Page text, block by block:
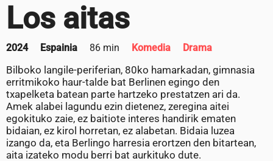
Los aitas
2024 Espainia 86 min Komedia Drama
Bilboko langile-periferian, 80ko hamarkadan, gimnasia
erritmikoko haur-talde bat Berlinen egingo den
txapelketa batean parte hartzeko prestatzen ari da.
Amek alabei lagundu ezin dietenez, zeregina aitei
egokituko zaie, ez baitiote interes handirik ematen
bidaian, ez kirol horretan, ez alabetan. Bidaia luzea
izango da, eta Berlingo harresia erortzen den bitartean,
aita izateko modu berri bat aurkituko dute.